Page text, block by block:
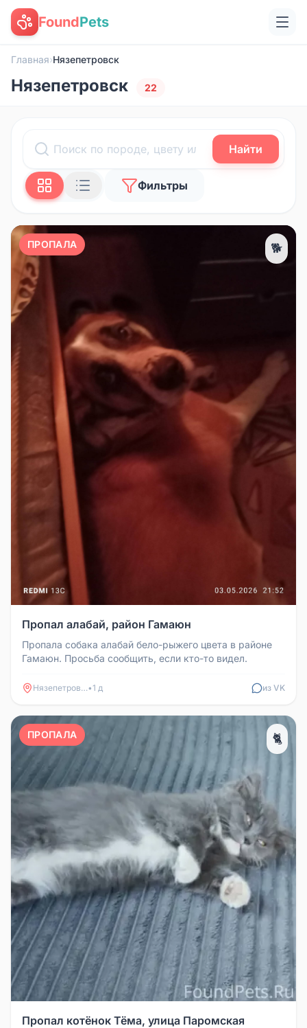
FoundPets
Главная›Нязепетровск
Нязепетровск 22
Найти
Фильтры
ПРОПАЛА 🐕
Пропал алабай, район Гамаюн
Пропала собака алабай бело-рыжего цвета в районе
Гамаюн. Просьба сообщить, если кто-то видел.
Нязепетровск•1 д из VK
ПРОПАЛА 🐈
Пропал котёнок Тёма, улица Паромская